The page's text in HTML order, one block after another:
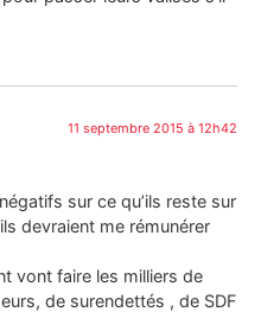
11 septembre 2015 à 12h42
sur ce qu’ils reste sur
devraient me rémunérer
vont faire les milliers de
de surendettés , de SDF